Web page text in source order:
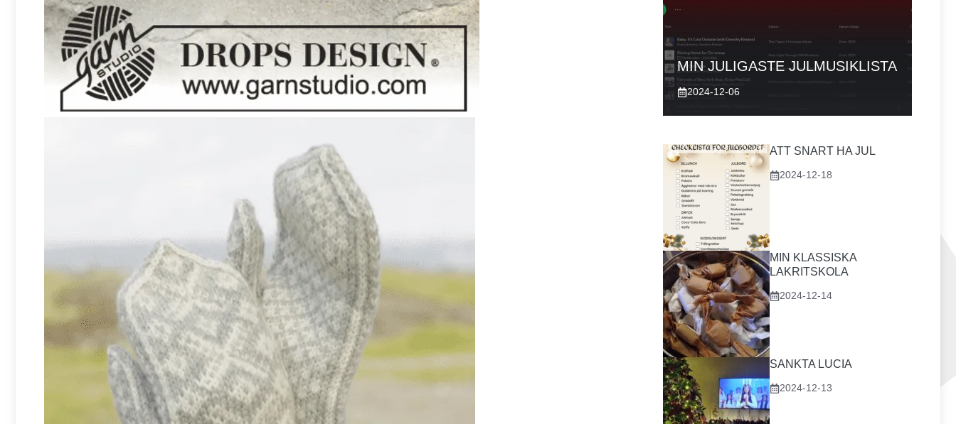
MIN JULIGASTE JULMUSIKLISTA
2024-12-06
ATT SNART HA JUL
2024-12-18
MIN KLASSISKA
LAKRITSKOLA
2024-12-14
SANKTA LUCIA
2024-12-13